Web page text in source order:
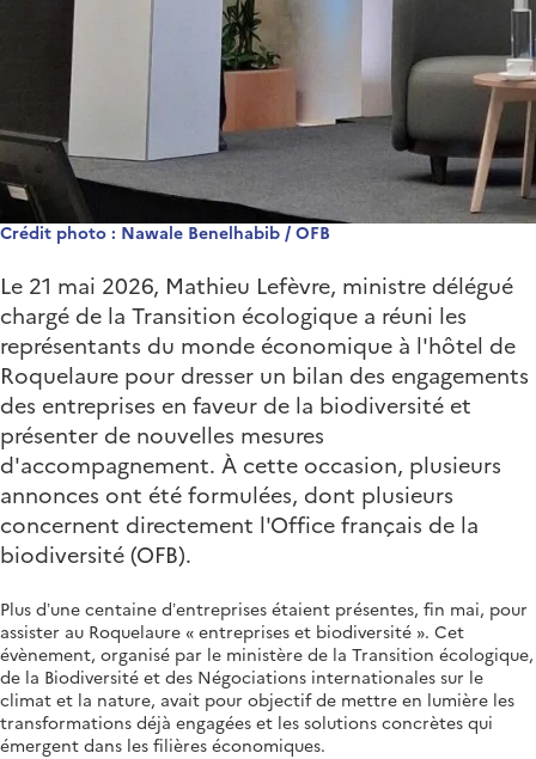
Crédit photo : Nawale Benelhabib / OFB
Le 21 mai 2026, Mathieu Lefèvre, ministre délégué
chargé de la Transition écologique a réuni les
représentants du monde économique à l'hôtel de
Roquelaure pour dresser un bilan des engagements
des entreprises en faveur de la biodiversité et
présenter de nouvelles mesures
d'accompagnement. À cette occasion, plusieurs
annonces ont été formulées, dont plusieurs
concernent directement l'Office français de la
biodiversité (OFB).
Plus d’une centaine d’entreprises étaient présentes, fin mai, pour
assister au Roquelaure « entreprises et biodiversité ». Cet
évènement, organisé par le ministère de la Transition écologique,
de la Biodiversité et des Négociations internationales sur le
climat et la nature, avait pour objectif de mettre en lumière les
transformations déjà engagées et les solutions concrètes qui
émergent dans les filières économiques.